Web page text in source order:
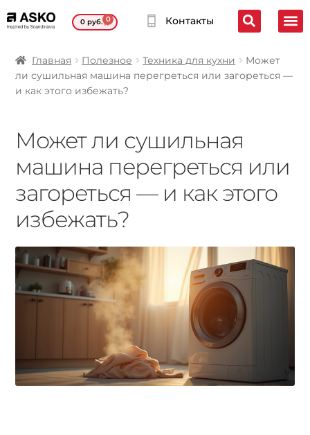
0руб. 0 Контакты
Главная Полезное Техника для кухни
Может
ли сушильная машина перегреться или загореться —
и как этого избежать?
Может ли сушильная
машина перегреться или
загореться — и как этого
избежать?